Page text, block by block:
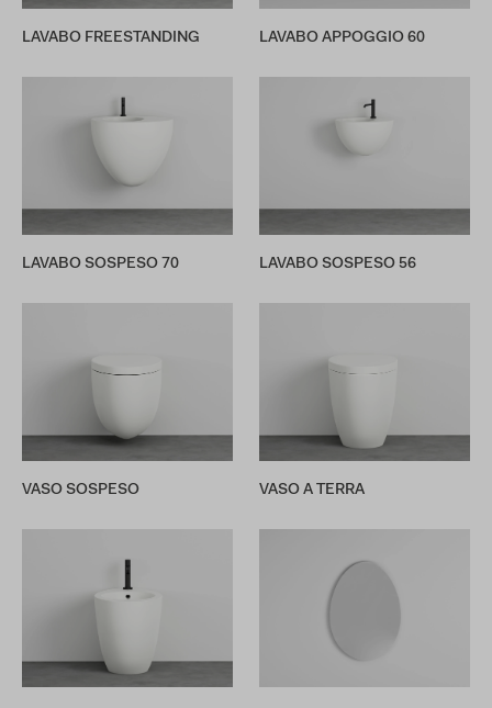
LAVABO FREESTANDING LAVABO APPOGGIO 60
LAVABO SOSPESO 70 LAVABO SOSPESO 56
VASO SOSPESO VASO A TERRA